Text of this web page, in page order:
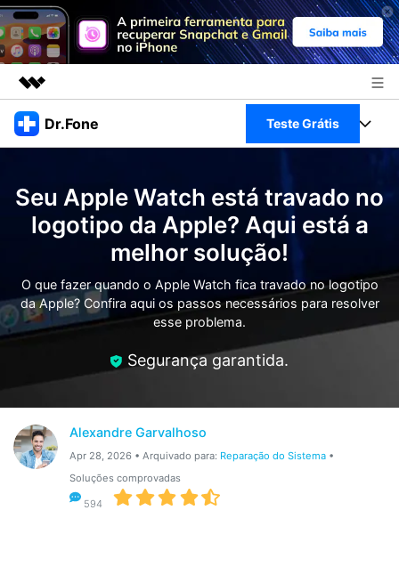
Produtos em destaque
Visão geral
Soluções
Sobre nós
Sala de imprensa
Loja
Dr.Fone Teste Grátis
Veja Toolkit Completo >
Productos
Para Celular
Ações rápidas
Recursos
Transferir Dados
Reparar Celular
Proteção do celular
Seu Apple Watch está travado no
logotipo da Apple? Aqui está a
melhor solução!
O que fazer quando o Apple Watch fica travado no logotipo
da Apple? Confira aqui os passos necessários para resolver
esse problema.
Segurança garantida.
Alexandre Garvalhoso
Apr 28, 2026 • Arquivado para: Reparação do Sistema•
Soluções comprovadas
594